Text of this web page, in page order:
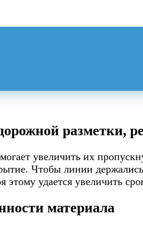
разметки,
увеличить их
Чтобы линии
удается увеличить
материала